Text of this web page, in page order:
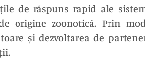
de răspuns rapid ale
origine zoonotică. Prin
și dezvoltarea de